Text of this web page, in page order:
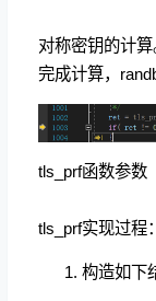
对称密钥的计
完成计算，
tls_prf函数参数
tls_prf实现过程：
构造如下